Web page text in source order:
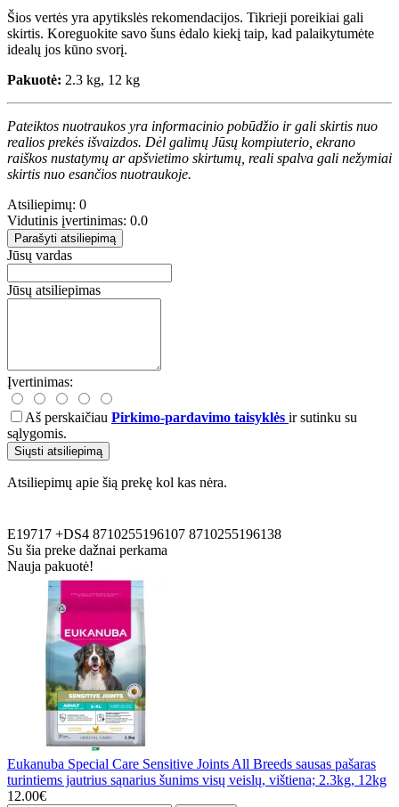
Šios vertės yra apytikslės rekomendacijos. Tikrieji poreikiai gali
skirtis. Koreguokite savo šuns ėdalo kiekį taip, kad palaikytumėte
idealų jos kūno svorį.
Pakuotė: 2.3 kg, 12 kg
Pateiktos nuotraukos yra informacinio pobūdžio ir gali skirtis nuo
realios prekės išvaizdos. Dėl galimų Jūsų kompiuterio, ekrano
raiškos nustatymų ar apšvietimo skirtumų, reali spalva gali nežymiai
skirtis nuo esančios nuotraukoje.
Atsiliepimų: 0
Vidutinis įvertinimas: 0.0
Parašyti atsiliepimą
Jūsų vardas
Jūsų atsiliepimas
Įvertinimas:
Aš perskaičiau Pirkimo-pardavimo taisyklės ir sutinku su
sąlygomis.
Siųsti atsiliepimą
Atsiliepimų apie šią prekę kol kas nėra.
E19717 +DS4 8710255196107 8710255196138
Su šia preke dažnai perkama
Nauja pakuotė!
Eukanuba Special Care Sensitive Joints All Breeds sausas pašaras
turintiems jautrius sąnarius šunims visų veislų, vištiena; 2.3kg, 12kg
12.00€